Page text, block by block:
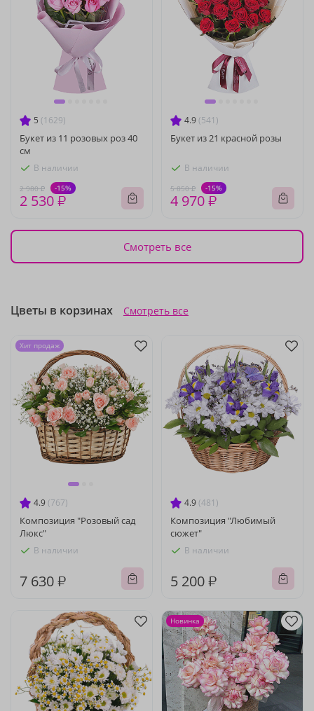
5 (1629)
Букет из 11 розовых роз 40
см
В наличии
2 980 ₽ -15%
2 530 ₽
4.9 (541)
Букет из 21 красной розы
В наличии
5 850 ₽ -15%
4 970 ₽
Смотреть все
Цветы в корзинах Смотреть все
4.9 (767)
Композиция "Розовый сад
Люкс"
В наличии
7 630 ₽
Хит продаж
4.9 (481)
Композиция "Любимый
сюжет"
В наличии
5 200 ₽
Новинка